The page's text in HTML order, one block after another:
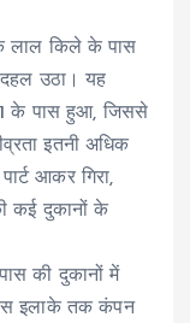
लाल किले के पास
दहल उठा। यह
1 के पास हुआ, जिससे
इतनी अधिक
आकर गिरा,
कई दुकानों के
की दुकानों में
इलाके तक कंपन